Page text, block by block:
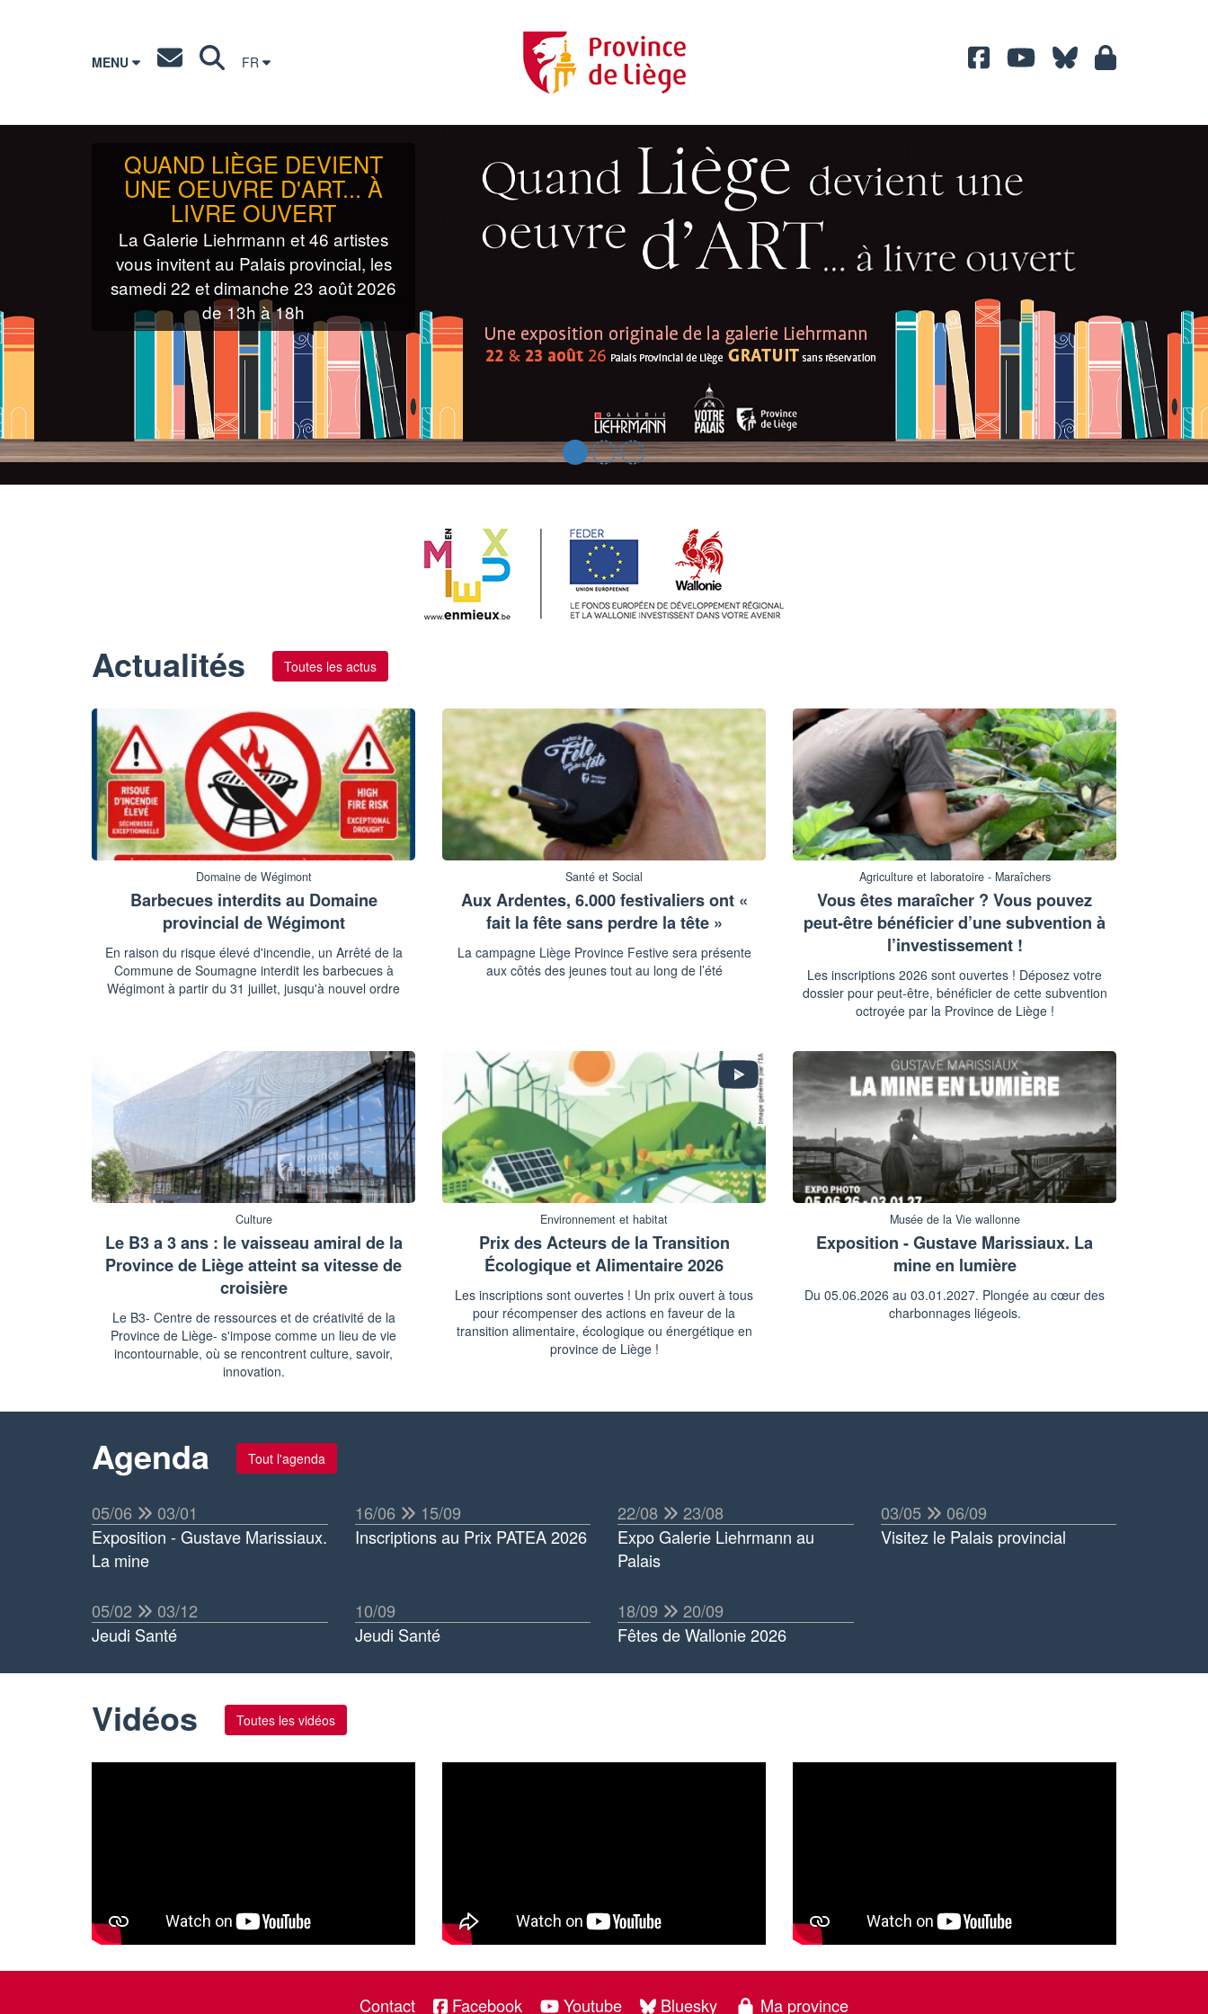
MENU FR
QUAND LIÈGE DEVIENT
UNE OEUVRE D'ART... À
LIVRE OUVERT
La Galerie Liehrmann et 46 artistes
vous invitent au Palais provincial, les
samedi 22 et dimanche 23 août 2026
de 13h à 18h
Actualités Toutes les actus
Domaine de Wégimont
Barbecues interdits au Domaine
provincial de Wégimont
En raison du risque élevé d'incendie, un Arrêté de la
Commune de Soumagne interdit les barbecues à
Wégimont à partir du 31 juillet, jusqu'à nouvel ordre
Santé et Social
Aux Ardentes, 6.000 festivaliers ont «
fait la fête sans perdre la tête »
La campagne Liège Province Festive sera présente
aux côtés des jeunes tout au long de l’été
Agriculture et laboratoire - Maraîchers
Vous êtes maraîcher ? Vous pouvez
peut-être bénéficier d’une subvention à
l’investissement !
Les inscriptions 2026 sont ouvertes ! Déposez votre
dossier pour peut-être, bénéficier de cette subvention
octroyée par la Province de Liège !
Culture
Le B3 a 3 ans : le vaisseau amiral de la
Province de Liège atteint sa vitesse de
croisière
Le B3- Centre de ressources et de créativité de la
Province de Liège- s'impose comme un lieu de vie
incontournable, où se rencontrent culture, savoir,
innovation.
Environnement et habitat
Prix des Acteurs de la Transition
Écologique et Alimentaire 2026
Les inscriptions sont ouvertes ! Un prix ouvert à tous
pour récompenser des actions en faveur de la
transition alimentaire, écologique ou énergétique en
province de Liège !
Musée de la Vie wallonne
Exposition - Gustave Marissiaux. La
mine en lumière
Du 05.06.2026 au 03.01.2027. Plongée au cœur des
charbonnages liégeois.
Agenda Tout l'agenda
05/06
03/01
Exposition - Gustave Marissiaux.
La mine
16/06
15/09
Inscriptions au Prix PATEA 2026
22/08
23/08
Expo Galerie Liehrmann au
Palais
03/05
06/09
Visitez le Palais provincial
05/02
03/12
Jeudi Santé
10/09
Jeudi Santé
18/09
20/09
Fêtes de Wallonie 2026
Vidéos Toutes les vidéos
Contact Facebook Youtube Bluesky Ma province